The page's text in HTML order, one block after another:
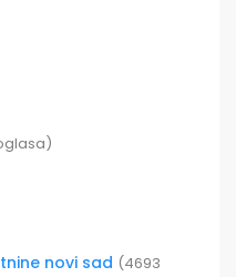
novi sad (4693